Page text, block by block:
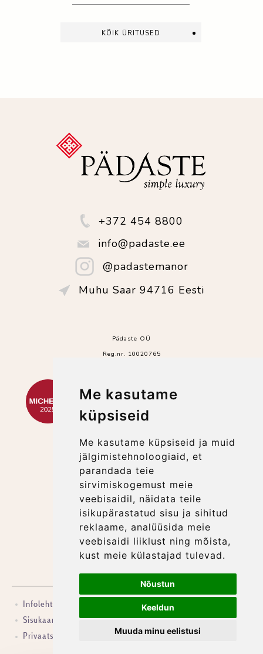
Me kasutame
küpsiseid
Me kasutame küpsiseid ja muid
jälgimistehnoloogiaid, et
parandada teie
sirvimiskogemust meie
veebisaidil, näidata teile
isikupärastatud sisu ja sihitud
reklaame, analüüsida meie
veebisaidi liiklust ning mõista,
kust meie külastajad tulevad.
Nõustun
Keeldun
Muuda minu eelistusi
kõik üritused
+372 454 8800
info@padaste.ee
@padastemanor
Muhu Saar 94716 Eesti
Pädaste OÜ
Reg.nr. 10020765
LIITU MEIE UUDISKIRJAGA
SIIN
Infoleht Press
Tunnustus ja auhinnad
Sisukaart
Karjäär
Veebilehe kasutustingimused
Privaatsuspoliitika
Annulleerimistingimused & üldinfo